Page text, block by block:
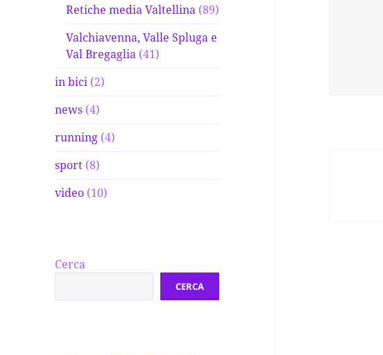
Retiche media Valtellina (89)
Valchiavenna, Valle Spluga e
Val Bregaglia (41)
in bici (2)
news (4)
running (4)
sport (8)
video (10)
Cerca
CERCA